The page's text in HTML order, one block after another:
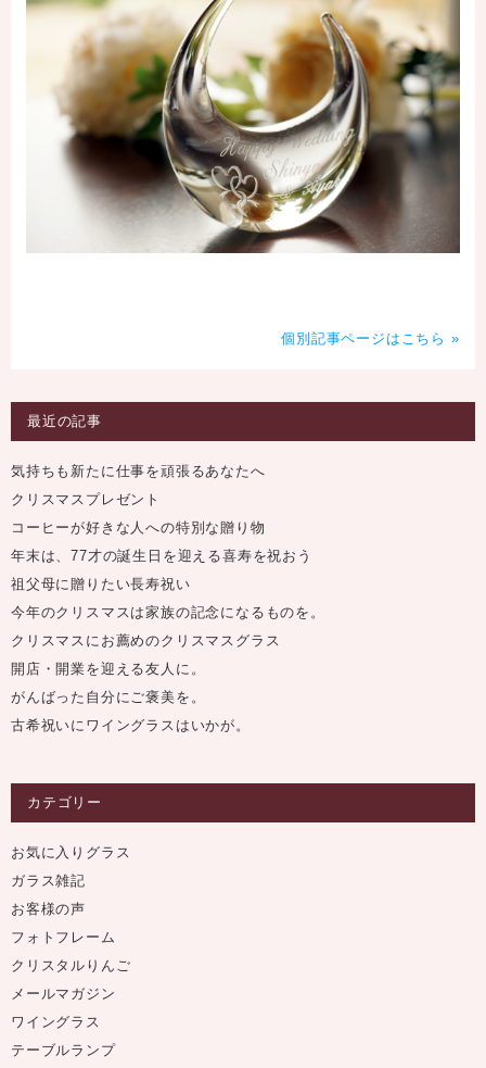
個別記事ページはこちら »
最近の記事
気持ちも新たに仕事を頑張るあなたへ
クリスマスプレゼント
コーヒーが好きな人への特別な贈り物
年末は、77才の誕生日を迎える喜寿を祝おう
祖父母に贈りたい長寿祝い
今年のクリスマスは家族の記念になるものを。
クリスマスにお薦めのクリスマスグラス
開店・開業を迎える友人に。
がんばった自分にご褒美を。
古希祝いにワイングラスはいかが。
カテゴリー
お気に入りグラス
ガラス雑記
お客様の声
フォトフレーム
クリスタルりんご
メールマガジン
ワイングラス
テーブルランプ